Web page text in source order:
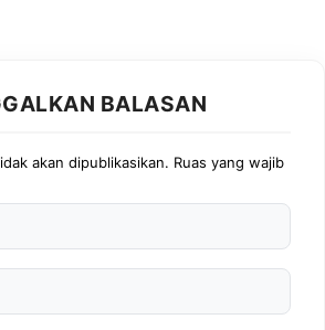
BALASAN
akan dipublikasikan. Ruas yang wajib